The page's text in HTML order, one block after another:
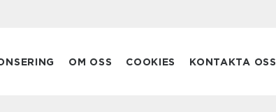
OM OSS COOKIES KONTAKTA OSS